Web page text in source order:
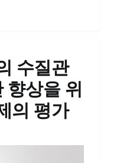
수질관
향상을 위
의 평가